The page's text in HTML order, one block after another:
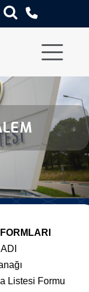
Listesi Formu